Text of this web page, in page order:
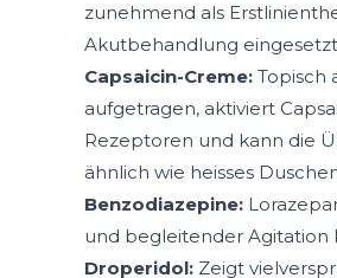
zunehmend als
Akutbehandlung
Capsaicin-Creme: Topisch
aufgetragen, aktiviert
Rezeptoren und kann die
ähnlich wie heisses
Benzodiazepine:
und begleitender Agitation
Droperidol: Zeigt